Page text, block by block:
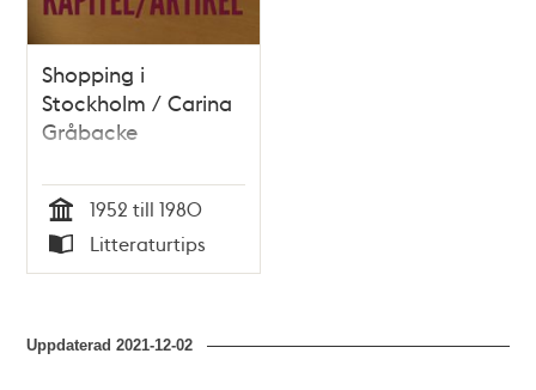
Shopping i
Stockholm / Carina
Gråbacke
Tid
1952 till 1980
Typ
Litteraturtips
Uppdaterad2021-12-02